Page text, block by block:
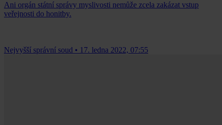
Ani orgán státní správy myslivosti nemůže zcela zakázat vstup
veřejnosti do honitby.
Nejvyšší správní soud • 17. ledna 2022, 07:55